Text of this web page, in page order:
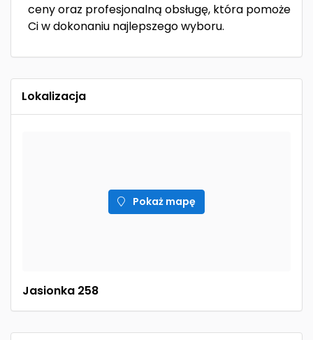
ceny oraz profesjonalną obsługę, która pomoże
Ci w dokonaniu najlepszego wyboru.
Lokalizacja
Pokaż mapę
Jasionka 258